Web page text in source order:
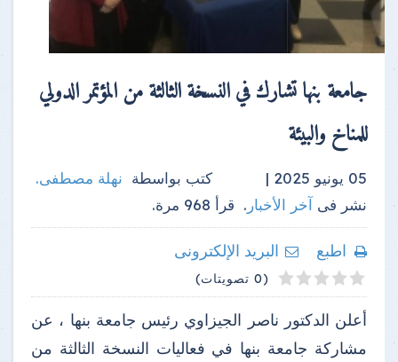
جامعة بنها تشارك في النسخة الثالثة من المؤتمر الدولي
للمناخ والبيئة
05 يونيو 2025 | كتب بواسطة نهلة مصطفى.
نشر فى آخر الأخبار . قرأ 968 مرة.
اطبع
البريد الإلكترونى
1
2
3
4
5 (0 تصويتات)
أعلن الدكتور ناصر الجيزاوي رئيس جامعة بنها ، عن
مشاركة جامعة بنها في فعاليات النسخة الثالثة من